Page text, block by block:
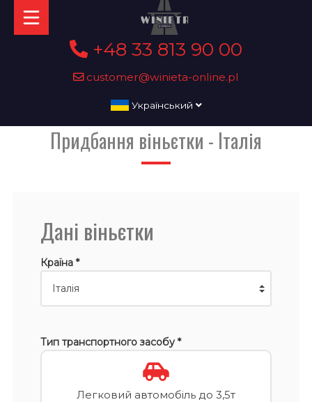
+48 33 813 90 00
customer@winieta-online.pl
Український
Придбання віньєтки - Італія
Дані віньєтки
Країна *
Тип транспортного засобу *
Легковий автомобіль до 3,5т